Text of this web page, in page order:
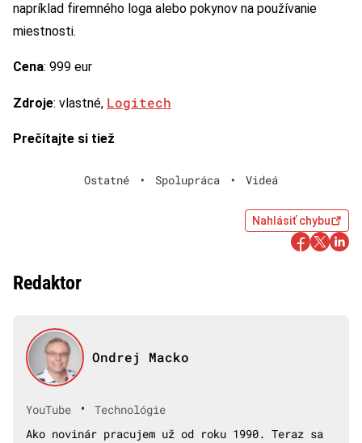
napríklad firemného loga alebo pokynov na používanie
miestnosti.
Cena: 999 eur
Zdroje: vlastné, Logitech
Prečítajte si tiež
Ostatné • Spolupráca • Videá
Nahlásiť chybu
Redaktor
Ondrej Macko
YouTube •
Technológie
Ako novinár pracujem už od roku 1990. Teraz sa